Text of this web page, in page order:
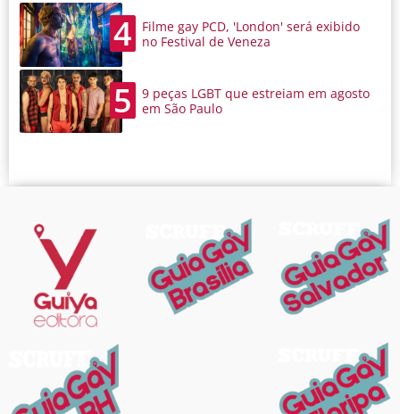
4
Filme gay PCD, 'London' será exibido
no Festival de Veneza
5
9 peças LGBT que estreiam em agosto
em São Paulo